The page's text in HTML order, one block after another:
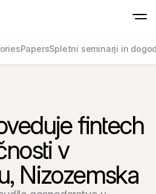
Fizična plačila
Sprejemajte plačila s
optimiziran za
Ponavljajoča se
Zbirajte redna in
PapersSpletni seminarji in
fintech
v
Nizozemska